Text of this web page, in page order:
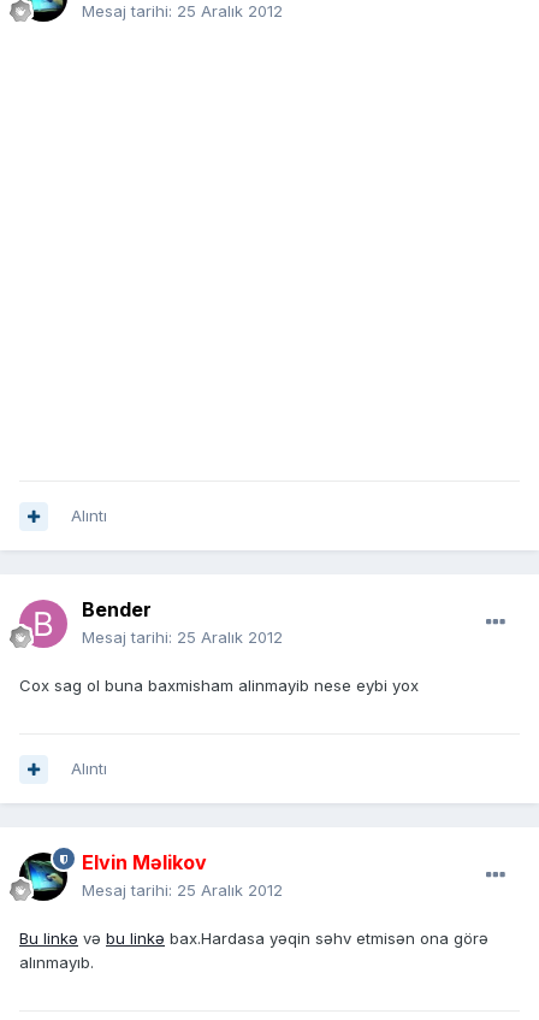
Mesaj tarihi: 25 Aralık 2012
Alıntı
Bender
Mesaj tarihi: 25 Aralık 2012
Cox sag ol buna baxmisham alinmayib nese eybi yox
Alıntı
Elvin Məlikov
Mesaj tarihi: 25 Aralık 2012
Bu linkə və bu linkə bax.Hardasa yəqin səhv etmisən ona görə
alınmayıb.